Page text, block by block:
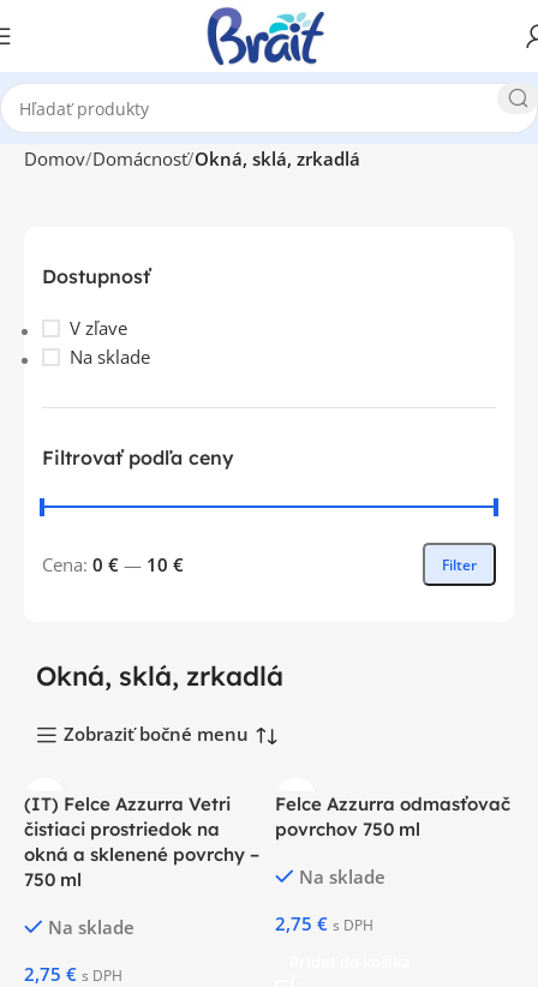
Domov Domácnosť Okná, sklá, zrkadlá
Dostupnosť
V zľave
Na sklade
Filtrovať podľa ceny
Filter
Cena: 0 € — 10 €
Okná, sklá, zrkadlá
Zobraziť bočné menu
(IT) Felce Azzurra Vetri
čistiaci prostriedok na
okná a sklenené povrchy –
750 ml
Na sklade
2,75 € s DPH
Felce Azzurra odmasťovač
povrchov 750 ml
Na sklade
2,75 € s DPH